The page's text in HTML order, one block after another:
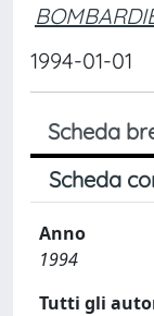
1994-01-01
Scheda
Scheda
Anno
1994
Tutti gli